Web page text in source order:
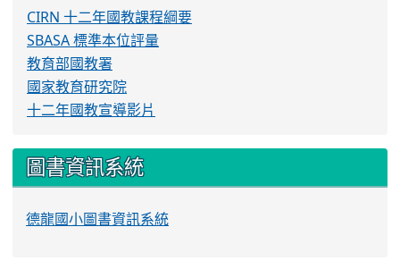
CIRN 十二年國教課程綱要
SBASA 標準本位評量
教育部國教署
國家教育研究院
十二年國教宣導影片
圖書資訊系統
德龍國小圖書資訊系統